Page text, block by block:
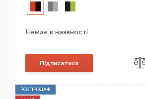
Немає в наявності
Підписатися
РОЗПРОДАЖ